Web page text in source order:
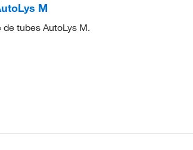
M
tubes AutoLys M.